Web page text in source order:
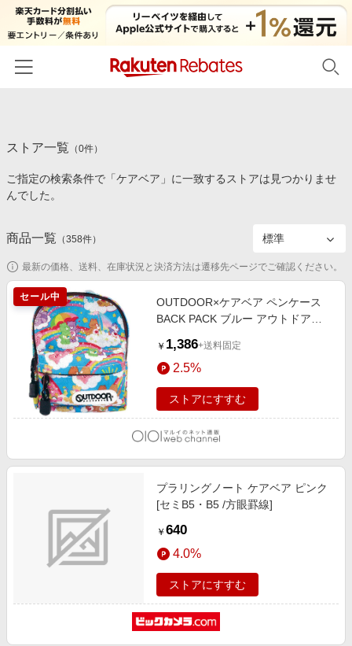
カテゴリー一覧
百貨店・総合ECモール
食品・スイーツ・お酒
コスメ・健康・医薬品
キッズ・ベビー用品
家電・PC・スマホ・カメラ
エンタメ
スポーツ・アウトドア・ゴルフ
インテリア・寝具
旅行・レジャー・ホテル予約
金融・マネー・保険
デジタルコンテンツ
ビジネス・その他サービス
イベント一覧
初回購入者限定特典
対象ストア新規限定特典
新着ストアのご紹介
電子書籍特集
楽天ペイ導入ストア
楽天サービス特集
旅行特集
わくわく夏特集
Samsung ボーナスキャンペーン
週末の高還元 夏の長期版
楽天IDでログイン/会員登録
ストア一覧 （0件）
ご指定の検索条件で「ケアベア」に一致するストアは見つかりませ
んでした。
商品一覧 （358件）
最新の価格、送料、在庫状況と決済方法は遷移先ページでご確認ください。
セール中
OUTDOOR×ケアベア ペンケース
BACK PACK ブルー アウトドアプ
￥ 1,386+送料固定
2.5%
ストアにすすむ
プラリングノート ケアベア ピンク
[セミB5・B5 /方眼罫線]
￥ 640
4.0%
ストアにすすむ